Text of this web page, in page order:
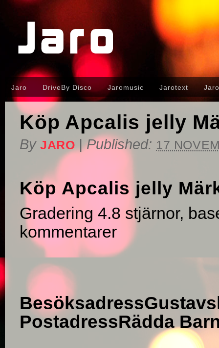
Jaro DriveBy Disco Jaromusic Jarotext
Köp Apcalis jelly
By JARO|Published: 17
Köp Apcalis jelly
Gradering 4.8 stjärnor,
kommentarer
PostadressRädda